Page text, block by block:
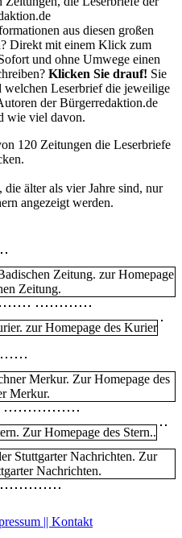
aus diesen großen
Direkt mit einem Klick zum
und ohne Umwege einen
Klicken Sie drauf! Sie
welchen Leserbrief die jeweilige
der Bürgerredaktion.de
wie viel davon.
120 Zeitungen die Leserbriefe
älter als vier Jahre sind, nur
angezeigt werden.
|| Kontakt